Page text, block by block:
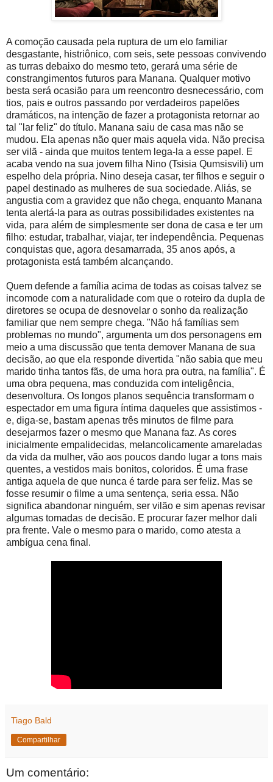
A comoção causada pela ruptura de um elo familiar
desgastante, histriônico, com seis, sete pessoas convivendo
as turras debaixo do mesmo teto, gerará uma série de
constrangimentos futuros para Manana. Qualquer motivo
besta será ocasião para um reencontro desnecessário, com
tios, pais e outros passando por verdadeiros papelões
dramáticos, na intenção de fazer a protagonista retornar ao
tal "lar feliz" do título. Manana saiu de casa mas não se
mudou. Ela apenas não quer mais aquela vida. Não precisa
ser vilã - ainda que muitos tentem lega-la a esse papel. E
acaba vendo na sua jovem filha Nino (Tsisia Qumsisvili) um
espelho dela própria. Nino deseja casar, ter filhos e seguir o
papel destinado as mulheres de sua sociedade. Aliás, se
angustia com a gravidez que não chega, enquanto Manana
tenta alertá-la para as outras possibilidades existentes na
vida, para além de simplesmente ser dona de casa e ter um
filho: estudar, trabalhar, viajar, ter independência. Pequenas
conquistas que, agora desamarrada, 35 anos após, a
protagonista está também alcançando.
Quem defende a família acima de todas as coisas talvez se
incomode com a naturalidade com que o roteiro da dupla de
diretores se ocupa de desnovelar o sonho da realização
familiar que nem sempre chega. "Não há famílias sem
problemas no mundo", argumenta um dos personagens em
meio a uma discussão que tenta demover Manana de sua
decisão, ao que ela responde divertida "não sabia que meu
marido tinha tantos fãs, de uma hora pra outra, na família". É
uma obra pequena, mas conduzida com inteligência,
desenvoltura. Os longos planos sequência transformam o
espectador em uma figura íntima daqueles que assistimos -
e, diga-se, bastam apenas três minutos de filme para
desejarmos fazer o mesmo que Manana faz. As cores
inicialmente empalidecidas, melancolicamente amareladas
da vida da mulher, vão aos poucos dando lugar a tons mais
quentes, a vestidos mais bonitos, coloridos. É uma frase
antiga aquela de que nunca é tarde para ser feliz. Mas se
fosse resumir o filme a uma sentença, seria essa. Não
significa abandonar ninguém, ser vilão e sim apenas revisar
algumas tomadas de decisão. E procurar fazer melhor dali
pra frente. Vale o mesmo para o marido, como atesta a
ambígua cena final.
Tiago Bald
Compartilhar
Um comentário: